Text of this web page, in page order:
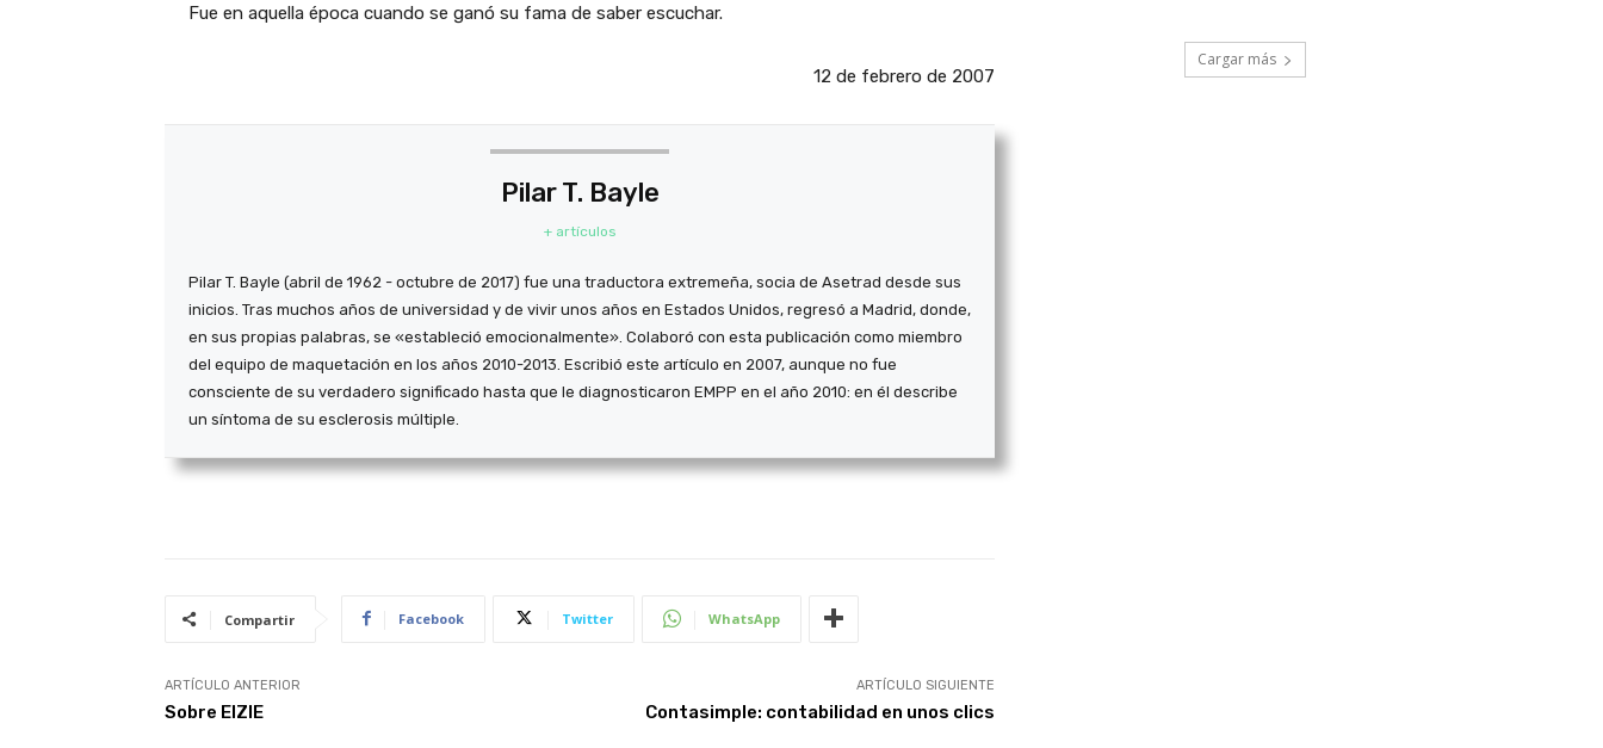
Fue en aquella época cuando se ganó su fama de saber escuchar.
12 de febrero de 2007
Pilar T. Bayle
+ artículos
Pilar T. Bayle (abril de 1962 - octubre de 2017) fue una traductora extremeña, socia de Asetrad desde sus
inicios. Tras muchos años de universidad y de vivir unos años en Estados Unidos, regresó a Madrid, donde,
en sus propias palabras, se «estableció emocionalmente». Colaboró con esta publicación como miembro
del equipo de maquetación en los años 2010-2013. Escribió este artículo en 2007, aunque no fue
consciente de su verdadero significado hasta que le diagnosticaron EMPP en el año 2010: en él describe
un síntoma de su esclerosis múltiple.
Compartir Facebook Twitter WhatsApp
ARTÍCULO ANTERIOR
Sobre EIZIE
ARTÍCULO SIGUIENTE
Contasimple: contabilidad en unos clics
Cargar más